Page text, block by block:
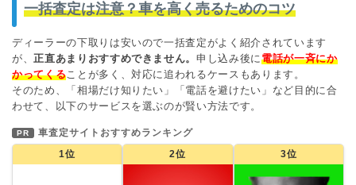
一括査定は注意？車を高く売るためのコツ
ディーラーの下取りは安いので一括査定がよく紹介されています
が、正直あまりおすすめできません。申し込み後に 電話が一斉にか
かってくる ことが多く、対応に追われるケースもあります。
そのため、「相場だけ知りたい」「電話を避けたい」など目的に合
わせて、以下のサービスを選ぶのが賢い方法です。
PR
車査定サイトおすすめランキング
1位
2位 3位